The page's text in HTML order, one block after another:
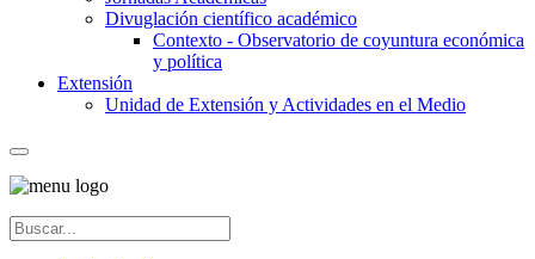
Divuglación científico académico
Contexto - Observatorio de coyuntura económica
y política
Extensión
Unidad de Extensión y Actividades en el Medio